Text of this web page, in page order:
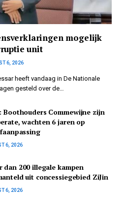
mogelijk
unit
6, 2026
heeft vandaag in De Nationale
gesteld over de…
Boothouders Commewijne zijn
wachten 6 jaren op
6, 2026
dan 200 illegale kampen
uit concessiegebied ZiJin
6, 2026